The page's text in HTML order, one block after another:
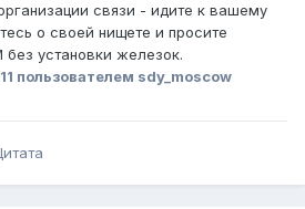
связи - идите к вашему
о своей нищете и просите
установки железок.
пользователем sdy_moscow